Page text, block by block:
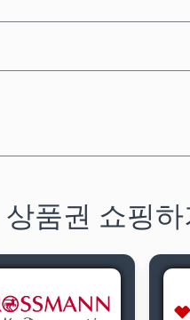
품권 쇼핑하